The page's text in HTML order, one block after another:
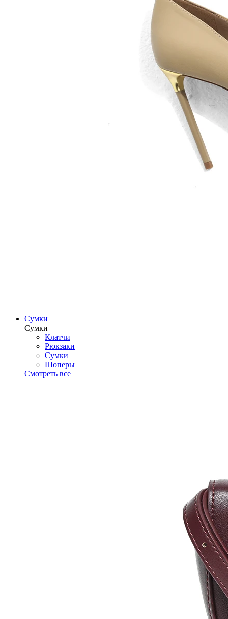
Сумки
Сумки
Клатчи
Рюкзаки
Сумки
Шоперы
Смотреть все